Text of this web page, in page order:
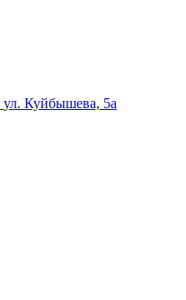
ул. Куйбышева, 5а